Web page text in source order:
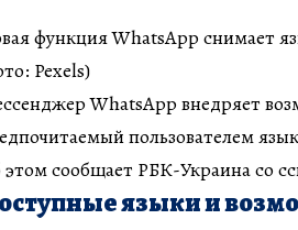
функция WhatsApp снимает
Pexels)
WhatsApp внедряет
пользователем
сообщает РБК-Украина со
языки и